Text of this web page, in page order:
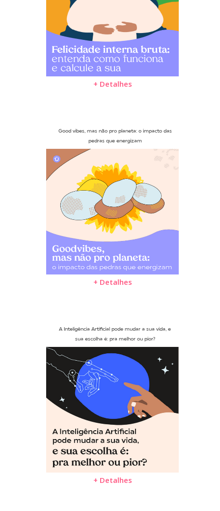
+ Detalhes
Good vibes, mas não pro planeta: o impacto das
pedras que energizam
+ Detalhes
A Inteligência Artificial pode mudar a sua vida, e
sua escolha é: pra melhor ou pior?
+ Detalhes